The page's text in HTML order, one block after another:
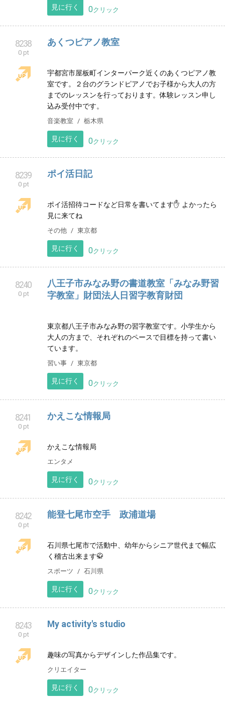
熱海で沖縄居酒屋とロケバスドライバーやってます。
居酒屋
見に行く 0クリック
あくつピアノ教室
宇都宮市屋板町インターパーク近くのあくつピアノ教
室です。２台のグランドピアノでお子様から大人の方
までのレッスンを行っております。体験レッスン申し
込み受付中です。
見に行く 0クリック
ポイ活日記
見に来てね
その他 東京都
見に行く 0
0 pt
字教室」財団法人日習字教育財団
大人の方まで、それぞれのペースで目標を持って書い
ています。
見に行く 0
8241
0 pt
かえこな情報局